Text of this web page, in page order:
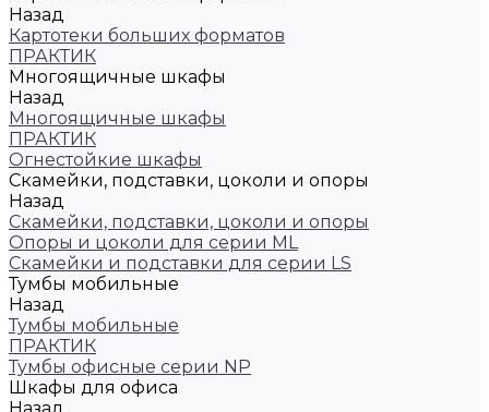
Назад
Картотеки больших форматов
ПРАКТИК
Многоящичные шкафы
Назад
Многоящичные шкафы
ПРАКТИК
Огнестойкие шкафы
Скамейки, подставки, цоколи и опоры
Назад
Скамейки, подставки, цоколи и опоры
Опоры и цоколи для серии ML
Скамейки и подставки для серии LS
Тумбы мобильные
Назад
Тумбы мобильные
ПРАКТИК
Тумбы офисные серии NP
Шкафы для офиса